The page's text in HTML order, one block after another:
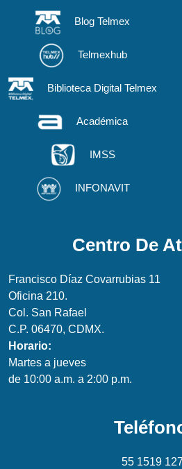
Blog Telmex
Telmexhub
Biblioteca Digital Telmex
Académica
IMSS
INFONAVIT
Centro De
Francisco Díaz Covarrubias 11
Oficina 210.
Col. San Rafael
C.P. 06470, CDMX.
Horario:
Martes a jueves
de 10:00 a.m. a 2:00 p.m.
55 1519